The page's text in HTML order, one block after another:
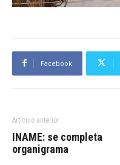
Facebook
Artículo anterior
INAME: se completa
organigrama